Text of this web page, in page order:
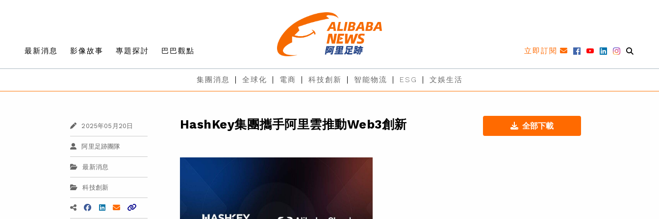
最新消息 影像故事 專題探討 巴巴觀點 立即訂閱
集團消息 全球化 電商 科技創新 智能物流 ESG 文娛生活
2025年05月20日
阿里足跡團隊
最新消息
科技創新
HashKey集團攜手阿里雲推動Web3創新 全部下載